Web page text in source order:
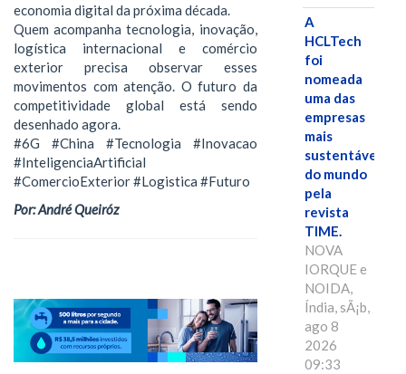
economia digital da próxima década.
Quem acompanha tecnologia, inovação,
logística internacional e comércio
exterior precisa observar esses
movimentos com atenção. O futuro da
competitividade global está sendo
desenhado agora.
#6G #China #Tecnologia #Inovacao
#InteligenciaArtificial
#ComercioExterior #Logistica #Futuro
Por: André Queiróz
A
HCLTech
foi
nomeada
uma das
empresas
mais
sustentáveis
do mundo
pela
revista
TIME.
NOVA
IORQUE e
NOIDA,
Índia, sÃ¡b,
ago 8
2026
09:33